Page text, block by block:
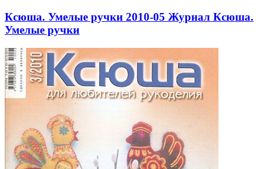
Ксюша. Умелые ручки 2010-05 Журнал Ксюша.
Умелые ручки